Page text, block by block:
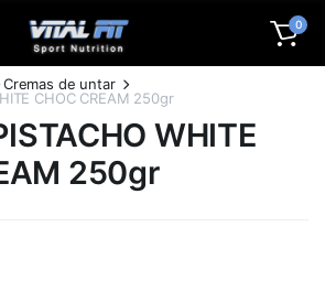
0
Cremas de untar
CHOC CREAM 250gr
WHITE
250gr